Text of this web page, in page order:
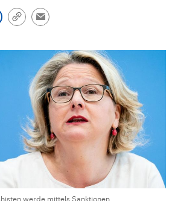
Link
Email
werde mittels Sanktionen